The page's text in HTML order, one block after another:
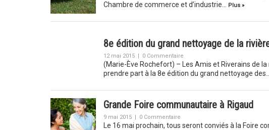
Chambre de commerce et d’industrie…
Plus »
8e édition du grand nettoyage de la
12 mai 2015 | 0 Commentaire
(Marie-Ève Rochefort) – Les Amis et Riverains de
prendre part à la 8e édition du grand nettoyage des…
Grande Foire communautaire à Rigaud
9 mai 2015 | 0 Commentaire
Le 16 mai prochain, tous seront conviés à la Foire